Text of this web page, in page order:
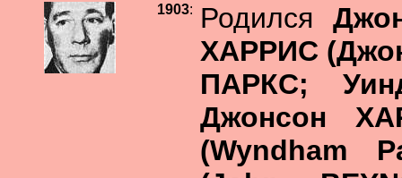
1903: Родился
ХАРРИС
ПАРКС;
Джонсон
(Wyndham